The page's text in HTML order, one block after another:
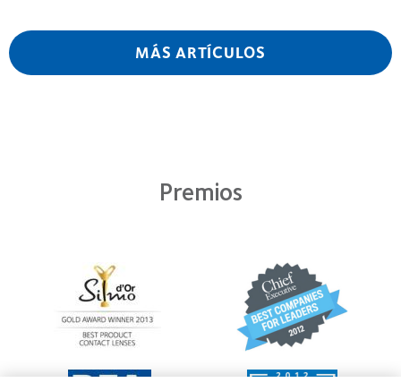
MÁS ARTÍCULOS
Premios
about
Premio
Silmo
mejor
Learn
more
about
2012
y
2010:
Mejor
empresa
Learn Learn